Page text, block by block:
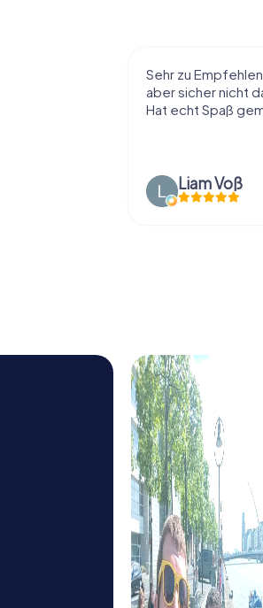
Sehr zu
aber sicher nicht
Hat echt Spaß
Liam Voß